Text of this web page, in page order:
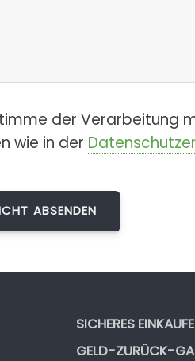
der Verarbeitung
wie in der
SICHERES
GELD-ZURÜCK-